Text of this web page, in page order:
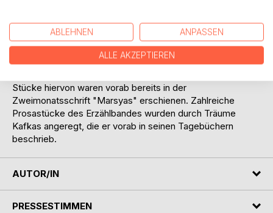
Jahr 1917 und wurde 1918 veröffentlicht. Im Jahre 1920
erschien – nach mehreren kriegsbedingten Verzögerungen
– das Buch "Ein Landarzt" mit der Erzählung gleichen Titels
und dreizehn weiteren Prosatexten im Verlag Kurt Wolff.
Stücke hiervon waren vorab bereits in der
Zweimonatsschrift "Marsyas" erschienen. Zahlreiche
Prosastücke des Erzählbandes wurden durch Träume
Kafkas angeregt, die er vorab in seinen Tagebüchern
beschrieb.
AUTOR/IN
PRESSESTIMMEN
ABLEHNEN ANPASSEN
ALLE AKZEPTIEREN